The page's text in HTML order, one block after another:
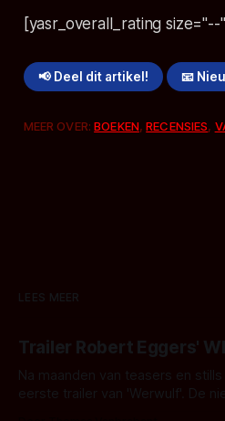
[yasr_overall_rating
📢 Deel dit artikel! 📧
MEER OVER:BOEKEN,RECENSIES,
LEES MEER
Trailer Robert Eggers'
Na maanden van teasers en
eerste trailer van 'Werwulf'. De